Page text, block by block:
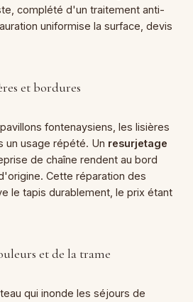
complété d'un traitement anti-
uniformise la surface, devis
et bordures
fontenaysiens, les lisières
un usage répété. Un resurjetage
de chaîne rendent au bord
Cette réparation des
le tapis durablement, le prix étant
et de la trame
qui inonde les séjours de